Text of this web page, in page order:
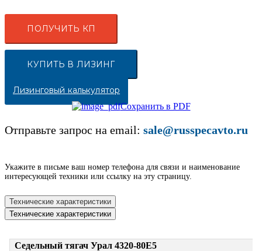
ПОЛУЧИТЬ КП
КУПИТЬ В ЛИЗИНГ
Лизинговый калькулятор
Сохранить в PDF
Отправьте запрос на email: sale@russpecavto.ru
Укажите в письме ваш номер телефона для связи и наименование
интересующей техники или ссылку на эту страницу.
Технические характеристики
Технические характеристики
Седельный тягач Урал 4320-80Е5